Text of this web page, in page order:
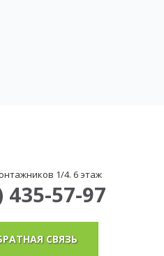
1/4. 6 этаж
435-57-97
СВЯЗЬ